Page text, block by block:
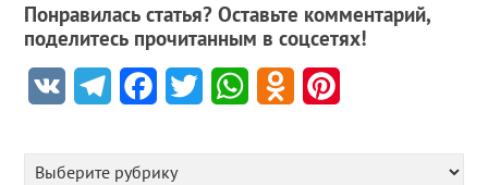
Понравилась статья? Оставьте комментарий,
поделитесь прочитанным в соцсетях!
VK TelegramFacebookTwitter WhatsAppOdnoklassniki